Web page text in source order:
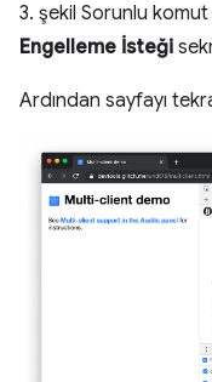
3. şekil Sorunlu komut
Engelleme İsteği
Ardından sayfayı